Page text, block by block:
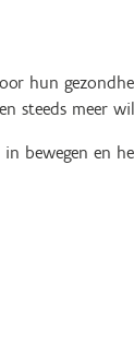
hun
steeds meer
bewegen en